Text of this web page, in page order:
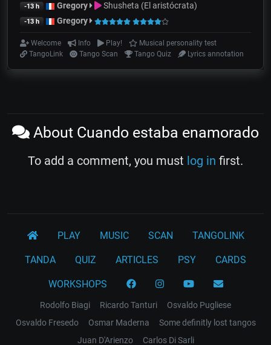
-13 h Gregory Shusheta (El aristócrata)
-13 h Gregory
Welcome Info Play!
Musical personality test
TangoLink
Tango Scan Tango Quiz Lyrics annotation
About Cuando estaba enamorado
To add a comment, you must log in first.
PLAY MUSIC SCAN TANGOLINK
TANDA QUIZ ARTICLES PSY CARDS
WORKSHOPS
Rodolfo Biagi Ricardo Tanturi
Osvaldo Pugliese
Osvaldo Fresedo
Osmar Maderna
Some definitly lost tangos
Juan D'Arienzo
Carlos Di Sarli